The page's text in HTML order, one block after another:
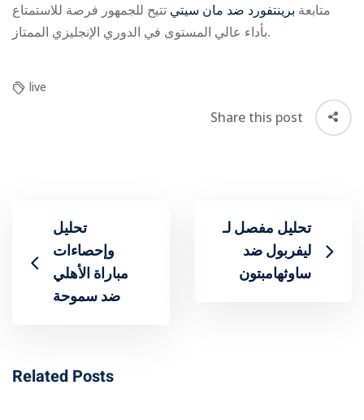
متابعة برينتفورد ضد مان سيتي تتيح للجمهور فرصة للاستمتاع
بأداء عالي المستوى في الدوري الإنجليزي الممتاز.
live
Share this post
تحليل
وإحصاءات
مباراة الأهلي
ضد سموحة
تحليل مفصل لـ
ليفربول ضد
ساوثهامبتون
Related Posts